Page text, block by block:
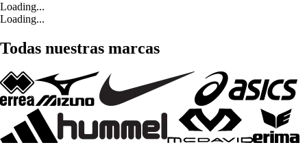
Loading...
Loading...
Todas nuestras marcas